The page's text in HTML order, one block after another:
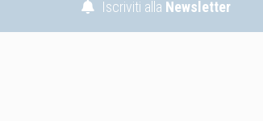
Iscriviti alla Newsletter